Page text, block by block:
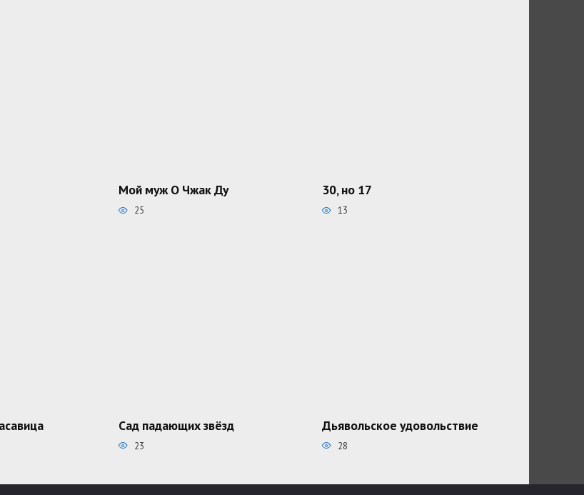
Мой муж О Чжак Ду
25
30, но 17
13
Сад падающих звёзд
23
Дьявольское удовольствие
28